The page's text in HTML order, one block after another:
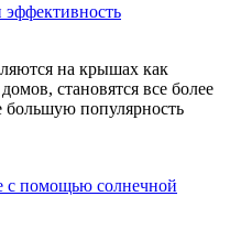
на крышах как
становятся все более
большую популярность
с помощью солнечной